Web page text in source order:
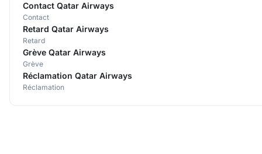
Contact Qatar Airways
Contact
Retard Qatar Airways
Retard
Grève Qatar Airways
Grève
Réclamation Qatar Airways
Réclamation